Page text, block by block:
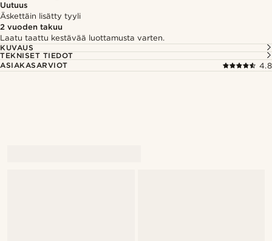
Uutuus
Äskettäin lisätty tyyli
2 vuoden takuu
Laatu taattu kestävää luottamusta varten.
KUVAUS
TEKNISET TIEDOT
ASIAKASARVIOT
4.8